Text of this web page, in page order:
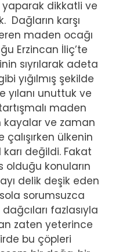
dikkatli ve
Dağların karşı
maden ocağı
Erzincan İliç’te
sıyrılarak adeta
yığılmış şekilde
yılanı unuttuk ve
maden
kayalar ve zaman
ülkenin
değildi. Fakat
olduğu konuların
delik deşik eden
sorumsuzca
fazlasıyla
zaten yeterince
bu çöpleri